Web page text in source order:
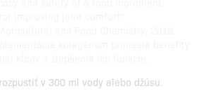
v 300 ml vody alebo džúsu.